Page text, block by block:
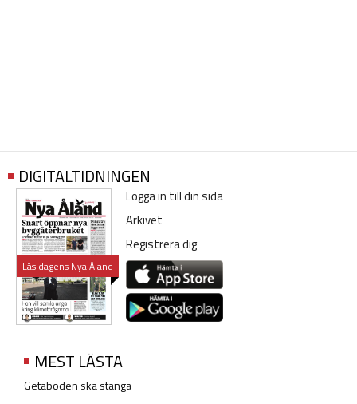
DIGITALTIDNINGEN
Läs dagens Nya Åland
Logga in till din sida
Arkivet
Registrera dig
MEST LÄSTA
Getaboden ska stänga